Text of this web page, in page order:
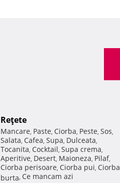
Reţete
Mancare, Paste, Ciorba, Peste, Sos,
Salata, Cafea, Supa, Dulceata,
Tocanita, Cocktail, Supa crema,
Aperitive, Desert, Maioneza, Pilaf,
Ciorba perisoare, Ciorba pui, Ciorba
burta, Ce mancam azi